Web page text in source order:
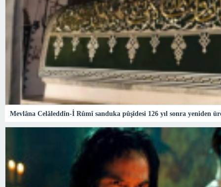
Mevlâna Celâleddîn-İ Rûmî sanduka pûşîdesi 126 yıl sonra yeniden